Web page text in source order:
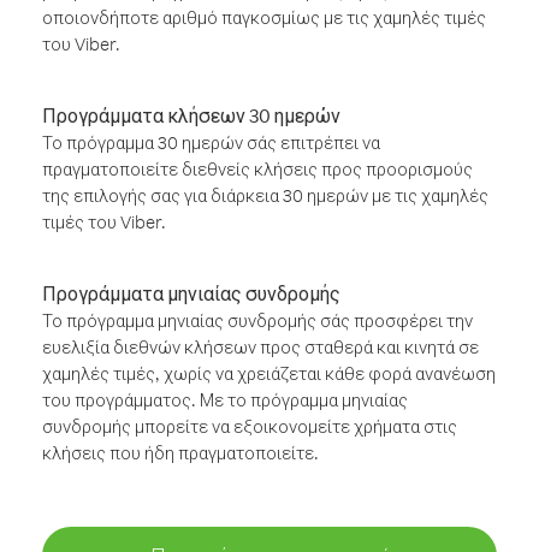
οποιονδήποτε αριθμό παγκοσμίως με τις χαμηλές τιμές
του Viber.
Προγράμματα κλήσεων 30 ημερών
Το πρόγραμμα 30 ημερών σάς επιτρέπει να
πραγματοποιείτε διεθνείς κλήσεις προς προορισμούς
της επιλογής σας για διάρκεια 30 ημερών με τις χαμηλές
τιμές του Viber.
Προγράμματα μηνιαίας συνδρομής
Το πρόγραμμα μηνιαίας συνδρομής σάς προσφέρει την
ευελιξία διεθνών κλήσεων προς σταθερά και κινητά σε
χαμηλές τιμές, χωρίς να χρειάζεται κάθε φορά ανανέωση
του προγράμματος. Με το πρόγραμμα μηνιαίας
συνδρομής μπορείτε να εξοικονομείτε χρήματα στις
κλήσεις που ήδη πραγματοποιείτε.